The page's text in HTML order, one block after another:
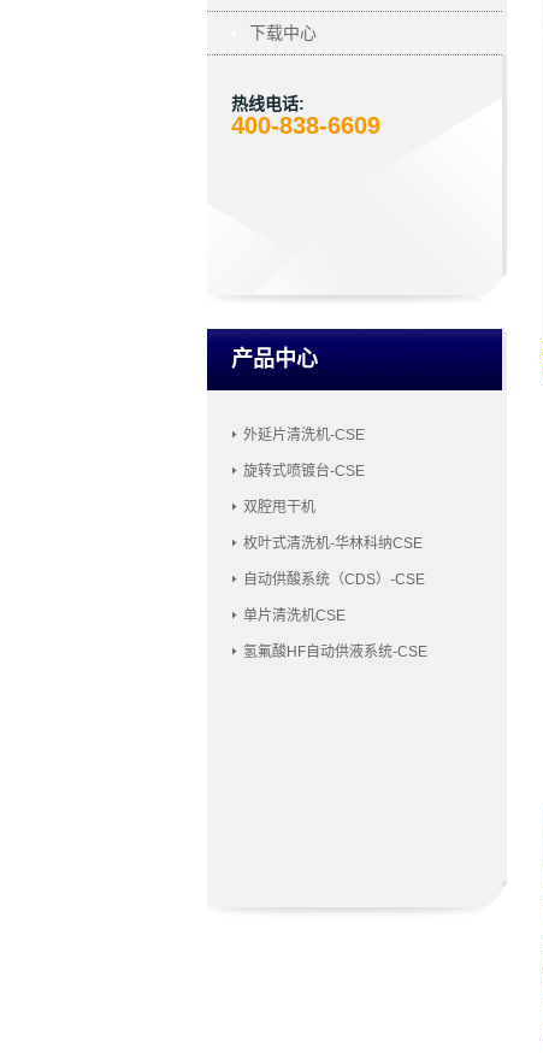
下载中心
热线电话:
400-838-6609
产品中心
外延片清洗机-CSE
旋转式喷镀台-CSE
双腔甩干机
枚叶式清洗机-华林科纳CSE
自动供酸系统（CDS）-CSE
单片清洗机CSE
氢氟酸HF自动供液系统-CSE